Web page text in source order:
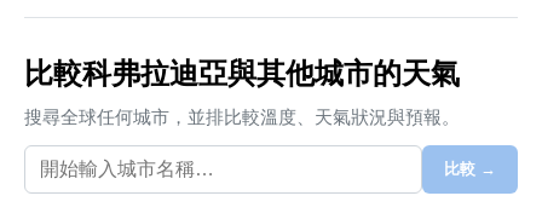
比較科弗拉迪亞與其他城市的天氣
搜尋全球任何城市，並排比較溫度、天氣狀況與預報。
比較 →